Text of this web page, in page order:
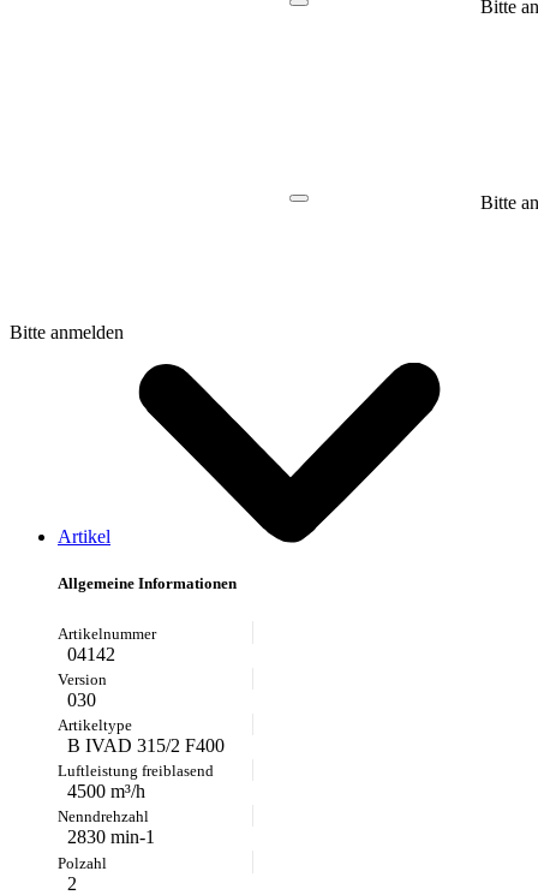
Bitte
Bitte
Bitte anmelden
Artikel
Allgemeine Informationen
04142
030
B IVAD 315/2 F400
4500 m³/h
2830 min-1
2